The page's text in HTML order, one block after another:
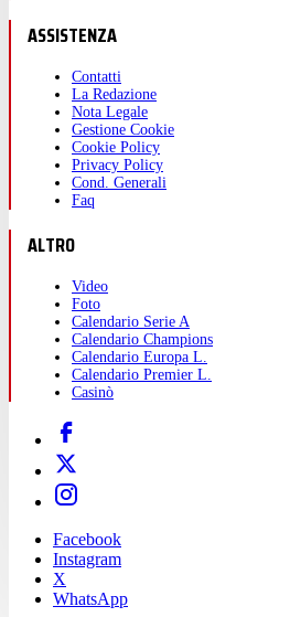
ASSISTENZA
Contatti
La Redazione
Nota Legale
Gestione Cookie
Cookie Policy
Privacy Policy
Cond. Generali
Faq
ALTRO
Video
Foto
Calendario Serie A
Calendario Champions
Calendario Europa L.
Calendario Premier L.
Casinò
Facebook
Instagram
X
WhatsApp